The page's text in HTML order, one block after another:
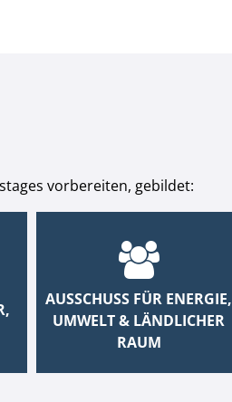
vorbereiten, gebildet:
AUSSCHUSS FÜR ENERGIE,
UMWELT & LÄNDLICHER
RAUM